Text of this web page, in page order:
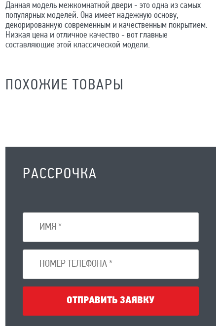
Данная модель межкомнатной двери - это одна из самых
популярных моделей. Она имеет надежную основу,
декорированную современным и качественным покрытием.
Низкая цена и отличное качество - вот главные
составляющие этой классической модели.
ПОХОЖИЕ ТОВАРЫ
РАССРОЧКА
ОТПРАВИТЬ ЗАЯВКУ